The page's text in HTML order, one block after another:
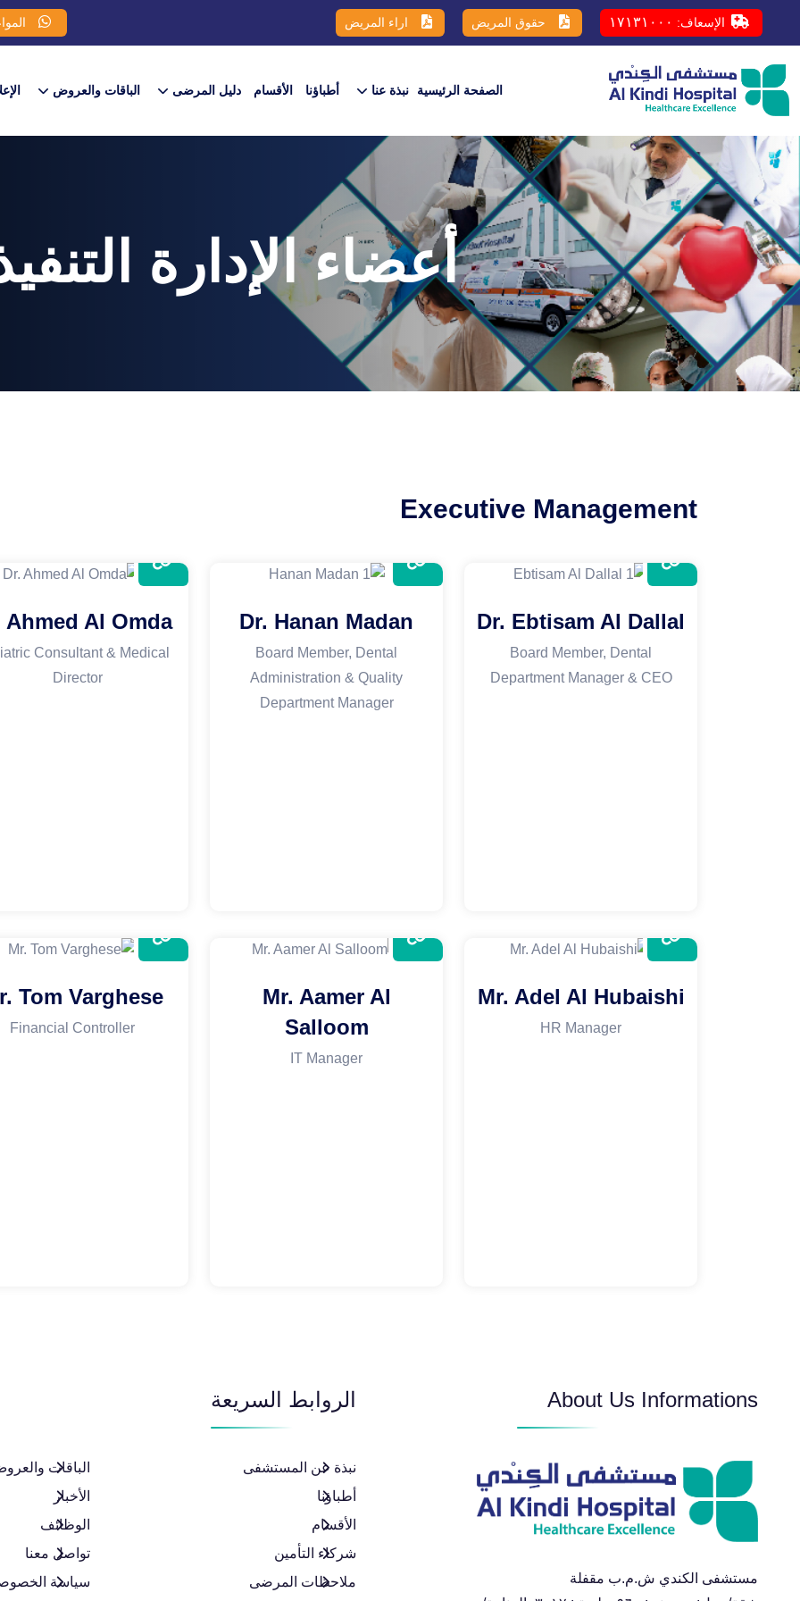
الإسعاف: ١٧١٣١٠٠٠ حقوق المريض اراء المريض
الصفحة الرئيسية نبذة عنا أطباؤنا الأقسام دليل المرضى الباقات والعروض​
أعضاء الإدارة
Executive Management
Dr. Ebtisam Al Dallal
Board Member, Dental
Department Manager & CEO
Dr. Hanan Madan
Board Member, Dental
Administration & Quality
Department Manager
Ahmed Al Omda
Consultant & Medical
Director
Mr. Adel Al Hubaishi
HR Manager
Mr. Aamer Al
Salloom
IT Manager
Tom Varghese
Financial Controller
About Us Informations
مستشفى الكندي ش.م.ب مقفلة
الروابط السريعة
نبذة عن المستشفى
أطباؤنا
الأقسام
شركاء التأمين
ملاحظات المرضى
الباقات
الأخبار
الوظائف
تواصل معنا
سياسة